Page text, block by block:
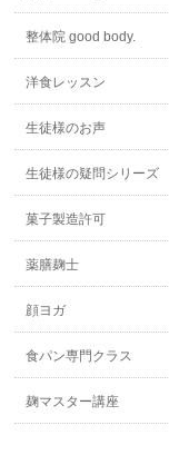
整体院 good body.
洋食レッスン
生徒様のお声
生徒様の疑問シリーズ
菓子製造許可
薬膳麹士
顔ヨガ
食パン専門クラス
麹マスター講座